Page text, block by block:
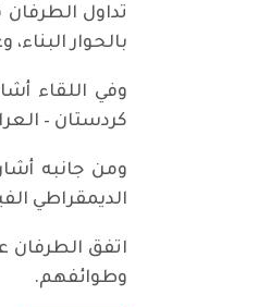
تداول الطرفان
بالحوار
وفي اللقاء
كردستان –
ومن جانبه
الديمقراطي
اتفق الطرفان
وطوائفهم.